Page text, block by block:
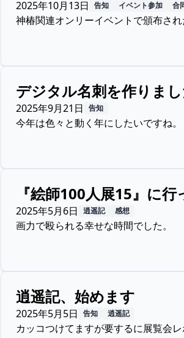
2025年10月13日 告知 イベント参加 合
神椿関連オンリーイベントで頒布さ
デジタル名刺を作りま
2025年9月21日 告知
今年は色々と動く年にしたいですね。
『絵師100人展15』に行
2025年5月6日 逍遥記 感想
画力で殴られる幸せな時間でした。
逍遥記、始めます
2025年5月5日 告知 逍遥記
カッコつけてますが要するに展覧会